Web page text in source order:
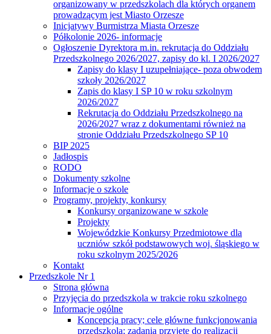
organizowany w przedszkolach dla których organem
prowadzącym jest Miasto Orzesze
Inicjatywy Burmistrza Miasta Orzesze
Półkolonie 2026- informacje
Ogłoszenie Dyrektora m.in. rekrutacja do Oddziału
Przedszkolnego 2026/2027, zapisy do kl. I 2026/2027
Zapisy do klasy I uzupełniające- poza obwodem
szkoły 2026/2027
Zapis do klasy I SP 10 w roku szkolnym
2026/2027
Rekrutacja do Oddziału Przedszkolnego na
2026/2027 wraz z dokumentami również na
stronie Oddziału Przedszkolnego SP 10
BIP 2025
Jadłospis
RODO
Dokumenty szkolne
Informacje o szkole
Programy, projekty, konkursy
Konkursy organizowane w szkole
Projekty
Wojewódzkie Konkursy Przedmiotowe dla
uczniów szkół podstawowych woj. śląskiego w
roku szkolnym 2025/2026
Kontakt
Przedszkole Nr 1
Strona główna
Przyjęcia do przedszkola w trakcie roku szkolnego
Informacje ogólne
Koncepcja pracy; cele główne funkcjonowania
przedszkola; zadania przyjęte do realizacji